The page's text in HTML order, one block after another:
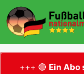
Zum
Inhalt
springen
+++ 🔴 Ein Abo